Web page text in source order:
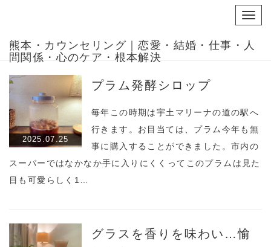
熊本・カウンセリング｜恋愛・結婚・仕事・人
間関係・心のケア・根本解決
2025.07.25
プラム発酵シロップ
毎年この時期は宇土マリーナの道の駅へ
行きます。お目当ては、プラム今年も無
事に購入することができました。市内の
スーパーではなかなか手に入りにくくってこのプラムは見た
目も可愛らしく1…
グラスを香りを味わい…愉